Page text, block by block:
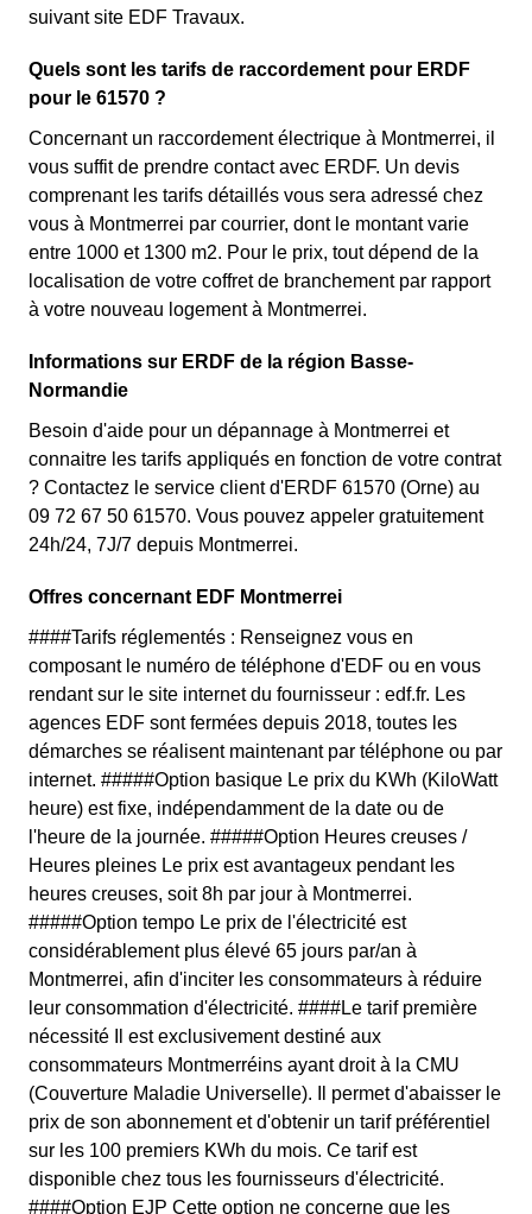
suivant site EDF Travaux.
Quels sont les tarifs de raccordement pour ERDF
pour le 61570 ?
Concernant un raccordement électrique à Montmerrei, il
vous suffit de prendre contact avec ERDF. Un devis
comprenant les tarifs détaillés vous sera adressé chez
vous à Montmerrei par courrier, dont le montant varie
entre 1000 et 1300 m2. Pour le prix, tout dépend de la
localisation de votre coffret de branchement par rapport
à votre nouveau logement à Montmerrei.
Informations sur ERDF de la région Basse-
Normandie
Besoin d'aide pour un dépannage à Montmerrei et
connaitre les tarifs appliqués en fonction de votre contrat
? Contactez le service client d'ERDF 61570 (Orne) au
09 72 67 50 61570. Vous pouvez appeler gratuitement
24h/24, 7J/7 depuis Montmerrei.
Offres concernant EDF Montmerrei
####Tarifs réglementés : Renseignez vous en
composant le numéro de téléphone d'EDF ou en vous
rendant sur le site internet du fournisseur : edf.fr. Les
agences EDF sont fermées depuis 2018, toutes les
démarches se réalisent maintenant par téléphone ou par
internet. #####Option basique Le prix du KWh (KiloWatt
heure) est fixe, indépendamment de la date ou de
l'heure de la journée. #####Option Heures creuses /
Heures pleines Le prix est avantageux pendant les
heures creuses, soit 8h par jour à Montmerrei.
#####Option tempo Le prix de l'électricité est
considérablement plus élevé 65 jours par/an à
Montmerrei, afin d'inciter les consommateurs à réduire
leur consommation d'électricité. ####Le tarif première
nécessité Il est exclusivement destiné aux
consommateurs Montmerréins ayant droit à la CMU
(Couverture Maladie Universelle). Il permet d'abaisser le
prix de son abonnement et d'obtenir un tarif préférentiel
sur les 100 premiers KWh du mois. Ce tarif est
disponible chez tous les fournisseurs d'électricité.
####Option EJP Cette option ne concerne que les